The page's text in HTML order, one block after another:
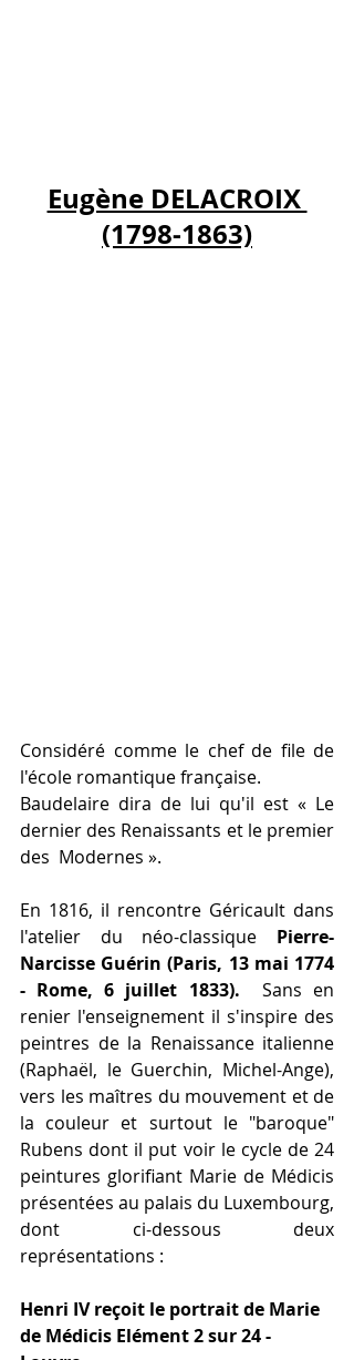
Eugène DELACROIX
(1798-1863)
Considéré comme le chef de file de
l'école romantique française.
Baudelaire dira de lui qu'il est « Le
dernier des Renaissants et le premier
des  Modernes ».
En 1816, il rencontre Géricault dans
l'atelier du néo-classique Pierre-
Narcisse Guérin (Paris, 13 mai 1774
- Rome, 6 juillet 1833).
  Sans en
renier l'enseignement il s'inspire des
peintres de la Renaissance italienne
(Raphaël, le Guerchin, Michel-Ange),
vers les maîtres du mouvement et de
la couleur et surtout le "baroque"
Rubens dont il put voir le cycle de 24
peintures glorifiant Marie de Médicis
présentées au palais du Luxembourg,
dont ci-dessous deux
représentations :
Henri IV reçoit le portrait de Marie
de Médicis Elément 2 sur 24 -